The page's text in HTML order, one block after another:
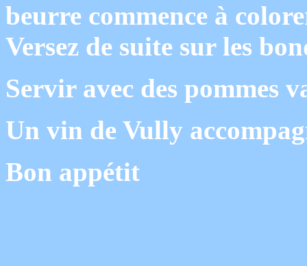
beurre commence à
Versez de suite sur les
Servir avec des pommes
Un vin de Vully
Bon appétit